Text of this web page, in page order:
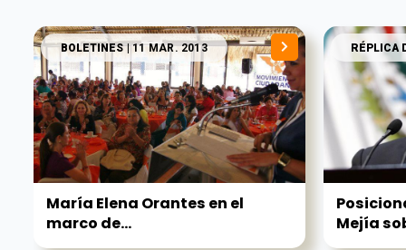
BOLETINES| 11 MAR. 2013
María Elena Orantes en el
marco de...
RÉPLICA
Mejía